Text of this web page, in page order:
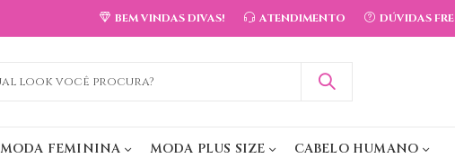
BEM VINDAS DIVAS! ATENDIMENTO DÚVIDAS
MODA FEMININA MODA PLUS SIZE CABELO HUMANO